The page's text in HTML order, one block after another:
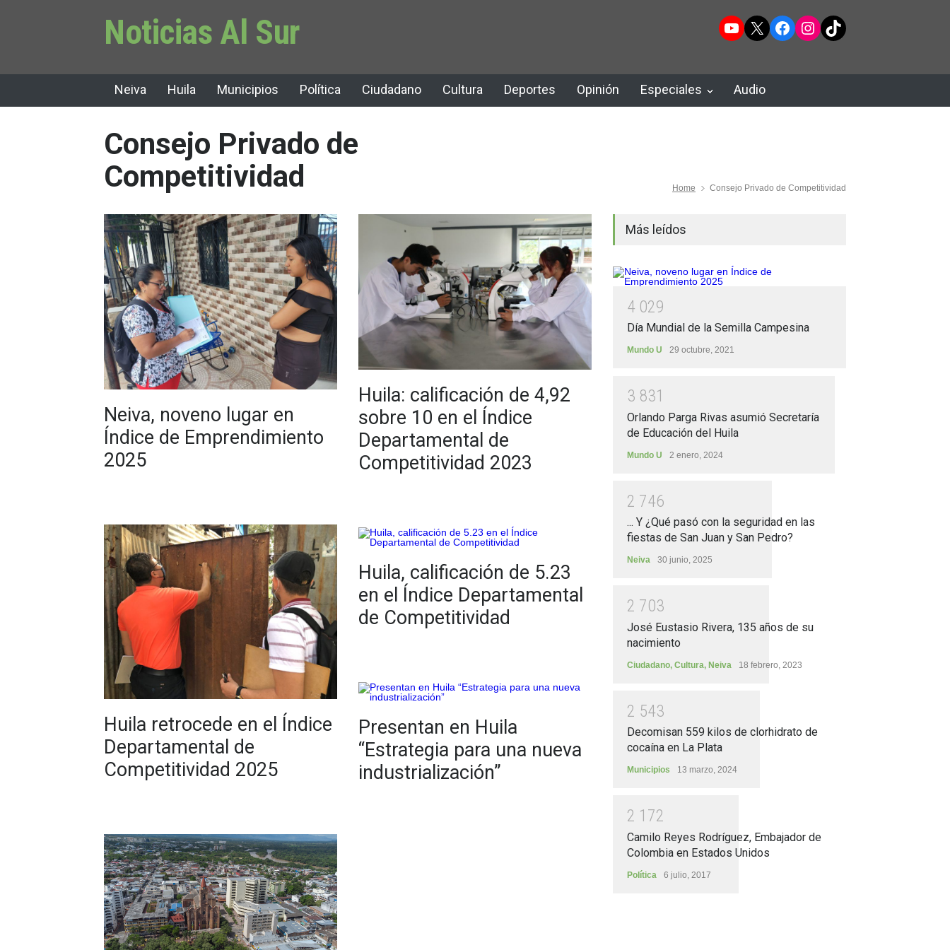
Noticias Al Sur YouTube
X Facebook
Instagram
TikTok
Neiva Huila Municipios Política Ciudadano Cultura Deportes Opinión Especiales Audio
Consejo Privado de
Competitividad
Home Consejo Privado de Competitividad
Neiva, noveno lugar en
Índice de Emprendimiento
2025
Huila retrocede en el Índice
Departamental de
Competitividad 2025
Huila: calificación de 4,92
sobre 10 en el Índice
Departamental de
Competitividad 2023
Huila, calificación de 5.23
en el Índice Departamental
de Competitividad
Presentan en Huila
“Estrategia para una nueva
industrialización”
Más leídos
4 029
Día Mundial de la Semilla Campesina
Mundo U 29 octubre, 2021
3 831
Orlando Parga Rivas asumió Secretaría
de Educación del Huila
Mundo U 2 enero, 2024
2 746
... Y ¿Qué pasó con la seguridad en las
fiestas de San Juan y San Pedro?
Neiva 30 junio, 2025
2 703
José Eustasio Rivera, 135 años de su
nacimiento
Ciudadano, Cultura, Neiva 18 febrero, 2023
2 543
Decomisan 559 kilos de clorhidrato de
cocaína en La Plata
Municipios 13 marzo, 2024
2 1 72
Camilo Reyes Rodríguez, Embajador de
Colombia en Estados Unidos
Política 6 julio, 2017